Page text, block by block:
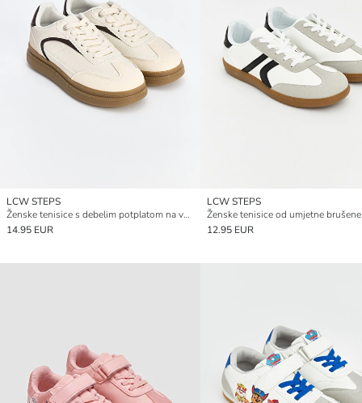
LCW STEPS
Ženske tenisice s debelim potplatom na vezanje
14.95 EUR
LCW STEPS
12.95 EUR